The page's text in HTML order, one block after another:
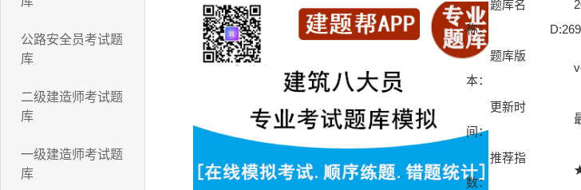
公路安全员考试题
库
二级建造师考试题
库
一级建造师考试题
库
题库名
称：
题库版
本：
更新时
间：
推荐指
数：